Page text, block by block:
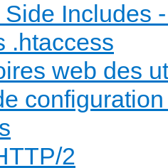
Side Includes
.htaccess
web des
2